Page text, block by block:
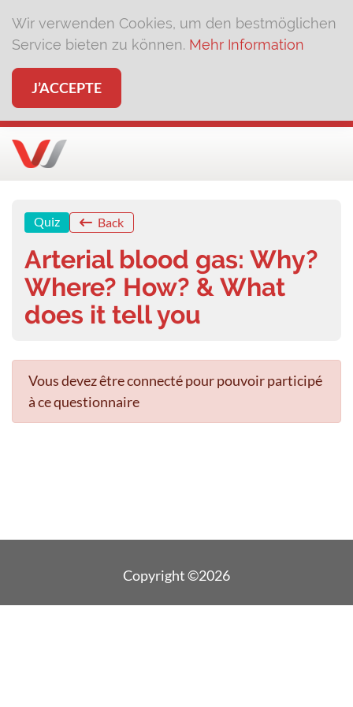
Wir verwenden Cookies, um den bestmöglichen
Service bieten zu können. Mehr Information
J’ACCEPTE
Quiz Back
Arterial blood gas: Why?
Where? How? & What
does it tell you
Vous devez être connecté pour pouvoir participé
à ce questionnaire
Copyright ©2026